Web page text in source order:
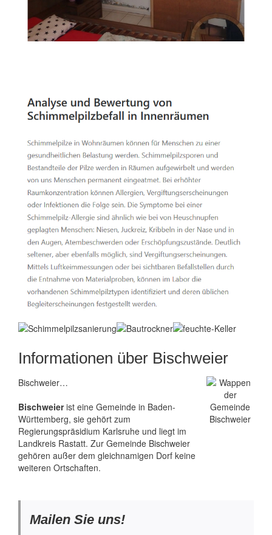
Informationen über Bischweier
Bischweier…
Bischweierist eine Gemeinde in Baden-
Württemberg, sie gehört zum
Regierungspräsidium Karlsruhe und liegt im
Landkreis Rastatt. Zur Gemeinde Bischweier
gehören außer dem gleichnamigen Dorf keine
weiteren Ortschaften.
Mailen Sie uns!